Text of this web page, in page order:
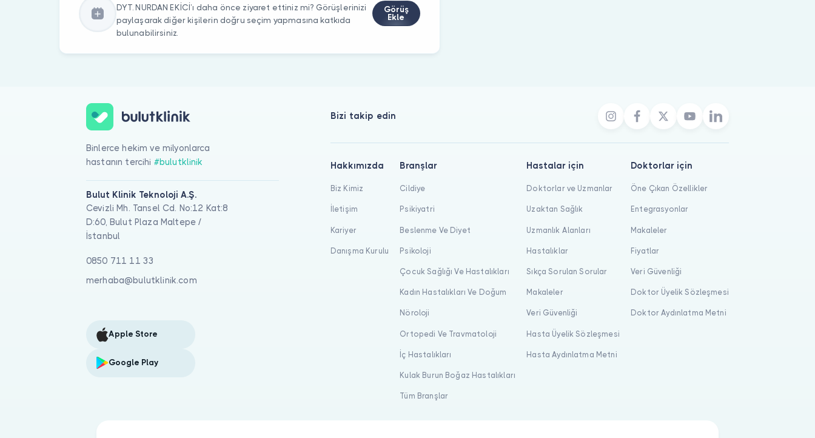
DYT. NURDAN EKİCİ’ı daha önce ziyaret ettiniz mi? Görüşlerinizi
paylaşarak diğer kişilerin doğru seçim yapmasına katkıda
bulunabilirsiniz.
Görüş
Ekle
Binlerce hekim ve milyonlarca
hastanın tercihi #bulutklinik
Bulut Klinik Teknoloji A.Ş.
Cevizli Mh. Tansel Cd. No:12 Kat:8
D:60, Bulut Plaza Maltepe /
İstanbul
0850 711 11 33
merhaba@bulutklinik.com
Apple Store
Google Play
Bizi takip edin
Hakkımızda
Biz Kimiz
İletişim
Kariyer
Danışma Kurulu
Branşlar
Cildiye
Psikiyatri
Beslenme Ve Diyet
Psikoloji
Çocuk Sağlığı Ve Hastalıkları
Kadın Hastalıkları Ve Doğum
Nöroloji
Ortopedi Ve Travmatoloji
İç Hastalıkları
Kulak Burun Boğaz Hastalıkları
Tüm Branşlar
Hastalar için
Doktorlar ve Uzmanlar
Uzaktan Sağlık
Uzmanlık Alanları
Hastalıklar
Sıkça Sorulan Sorular
Makaleler
Veri Güvenliği
Hasta Üyelik Sözleşmesi
Hasta Aydınlatma Metni
Doktorlar için
Öne Çıkan Özellikler
Entegrasyonlar
Makaleler
Fiyatlar
Veri Güvenliği
Doktor Üyelik Sözleşmesi
Doktor Aydınlatma Metni